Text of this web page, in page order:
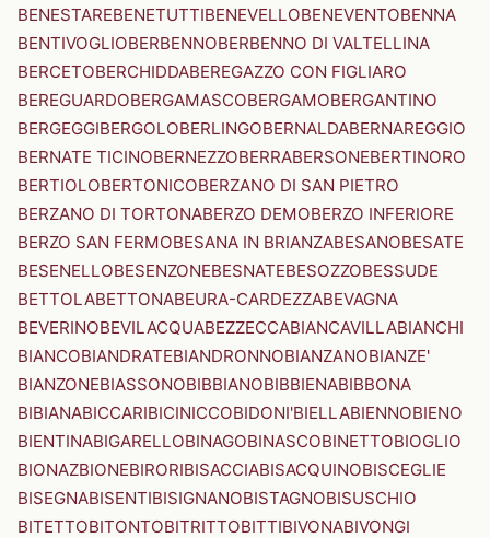
BENESTAREBENETUTTIBENEVELLOBENEVENTOBENNA
BENTIVOGLIOBERBENNOBERBENNO DI VALTELLINA
BERCETOBERCHIDDABEREGAZZO CON FIGLIARO
BEREGUARDOBERGAMASCOBERGAMOBERGANTINO
BERGEGGIBERGOLOBERLINGOBERNALDABERNAREGGIO
BERNATE TICINOBERNEZZOBERRABERSONEBERTINORO
BERTIOLOBERTONICOBERZANO DI SAN PIETRO
BERZANO DI TORTONABERZO DEMOBERZO INFERIORE
BERZO SAN FERMOBESANA IN BRIANZABESANOBESATE
BESENELLOBESENZONEBESNATEBESOZZOBESSUDE
BETTOLABETTONABEURA-CARDEZZABEVAGNA
BEVERINOBEVILACQUABEZZECCABIANCAVILLABIANCHI
BIANCOBIANDRATEBIANDRONNOBIANZANOBIANZE'
BIANZONEBIASSONOBIBBIANOBIBBIENABIBBONA
BIBIANABICCARIBICINICCOBIDONI'BIELLABIENNOBIENO
BIENTINABIGARELLOBINAGOBINASCOBINETTOBIOGLIO
BIONAZBIONEBIRORIBISACCIABISACQUINOBISCEGLIE
BISEGNABISENTIBISIGNANOBISTAGNOBISUSCHIO
BITETTOBITONTOBITRITTOBITTIBIVONABIVONGI